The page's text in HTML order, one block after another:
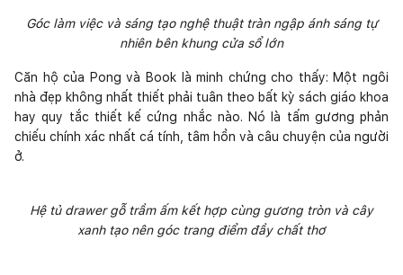
Góc làm việc và sáng tạo nghệ thuật tràn ngập ánh sáng tự
nhiên bên khung cửa sổ lớn
Căn hộ của Pong và Book là minh chứng cho thấy: Một ngôi
nhà đẹp không nhất thiết phải tuân theo bất kỳ sách giáo khoa
hay quy tắc thiết kế cứng nhắc nào. Nó là tấm gương phản
chiếu chính xác nhất cá tính, tâm hồn và câu chuyện của người
ở.
Hệ tủ drawer gỗ trầm ấm kết hợp cùng gương tròn và cây
xanh tạo nên góc trang điểm đầy chất thơ